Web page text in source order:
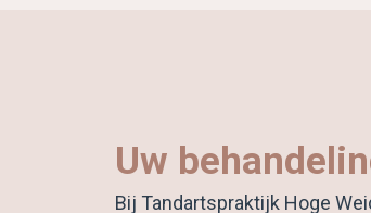
Uw
Bij Tandartspraktijk Hoge